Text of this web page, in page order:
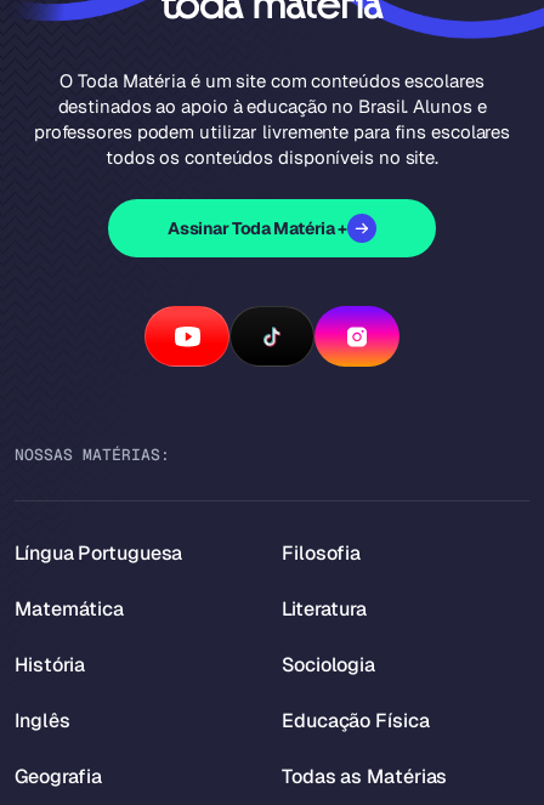
O Toda Matéria é um site com conteúdos escolares
destinados ao apoio à educação no Brasil. Alunos e
professores podem utilizar livremente para fins escolares
todos os conteúdos disponíveis no site.
Assinar Toda Matéria +
NOSSAS MATÉRIAS:
Língua Portuguesa
Matemática
História
Inglês
Geografia
Filosofia
Literatura
Sociologia
Educação Física
Todas as Matérias